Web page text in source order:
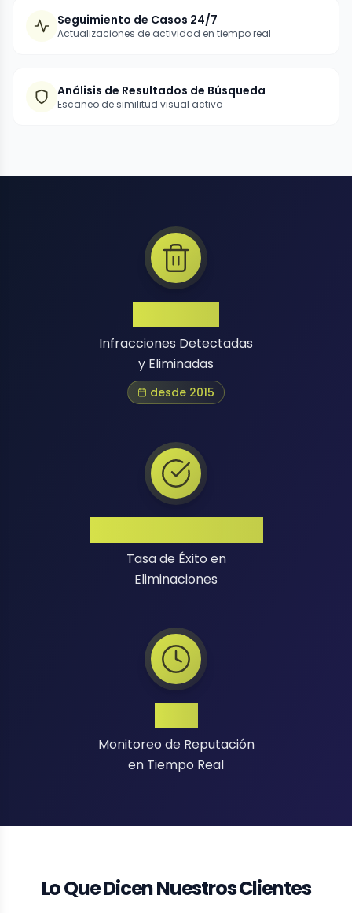
Seguimiento de Casos 24/7
Actualizaciones de actividad en tiempo real
Análisis de Resultados de Búsqueda
Escaneo de similitud visual activo
Infracciones Detectadas
y Eliminadas
desde 2015
Tasa de Éxito en
Eliminaciones
Monitoreo de Reputación
en Tiempo Real
Lo Que Dicen Nuestros Clientes